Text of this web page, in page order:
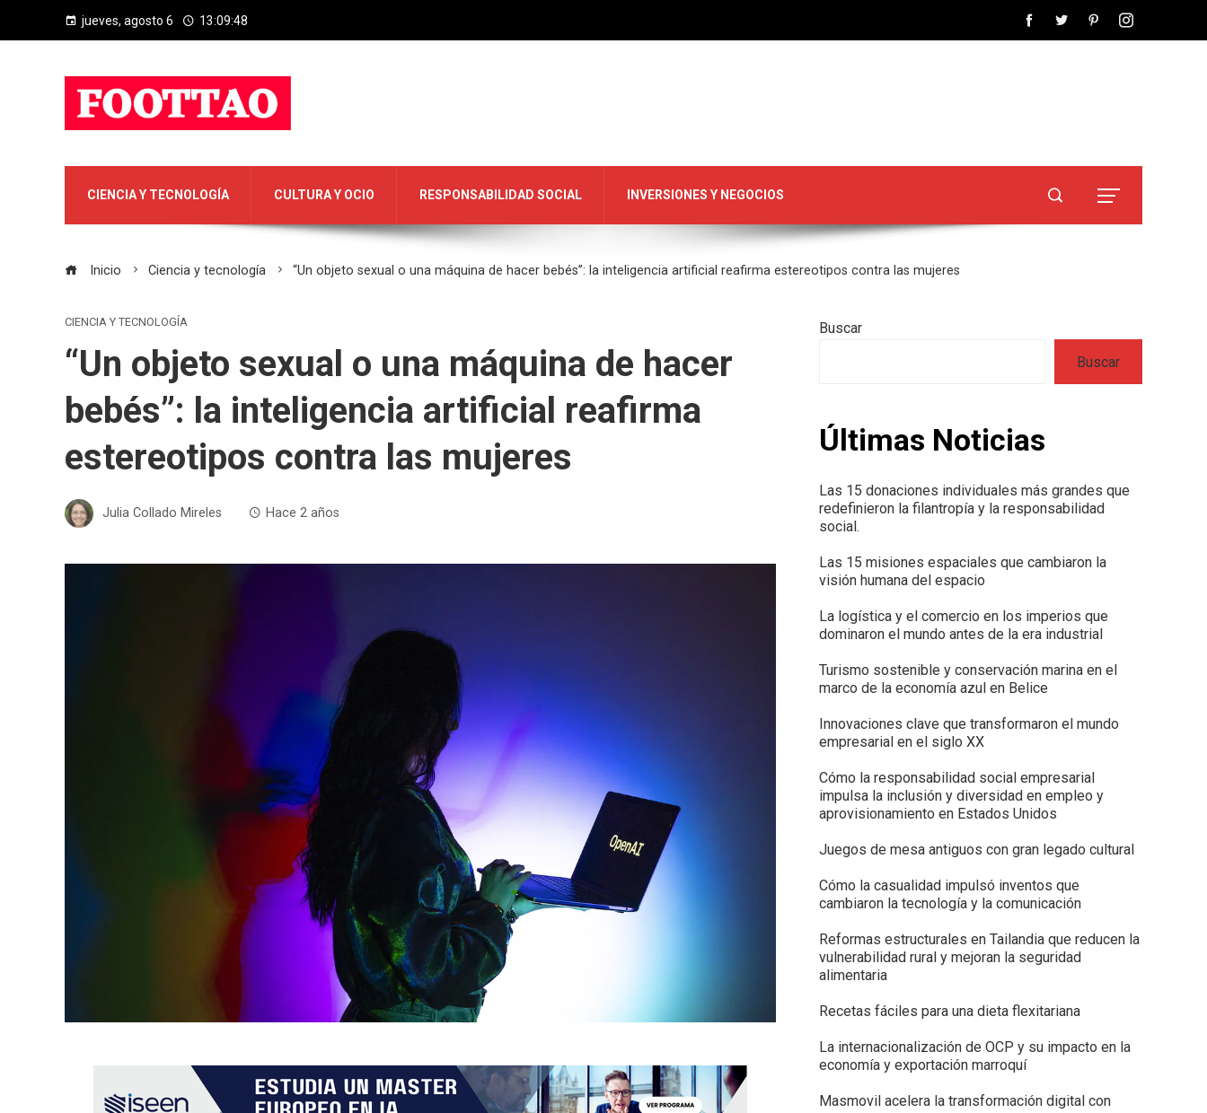
jueves, agosto 6 13:09:49
CIENCIA Y TECNOLOGÍA CULTURA Y OCIO RESPONSABILIDAD SOCIAL INVERSIONES Y NEGOCIOS
Inicio Ciencia y tecnología “Un objeto sexual o una máquina de hacer bebés”: la inteligencia artificial reafirma estereotipos contra las mujeres
CIENCIA Y TECNOLOGÍA
“Un objeto sexual o una máquina de hacer
bebés”: la inteligencia artificial reafirma
estereotipos contra las mujeres
Julia Collado Mireles Hace 2 años
Buscar
Buscar
Últimas Noticias
Las 15 donaciones individuales más grandes que
redefinieron la filantropía y la responsabilidad
social.
Las 15 misiones espaciales que cambiaron la
visión humana del espacio
La logística y el comercio en los imperios que
dominaron el mundo antes de la era industrial
Turismo sostenible y conservación marina en el
marco de la economía azul en Belice
Innovaciones clave que transformaron el mundo
empresarial en el siglo XX
Cómo la responsabilidad social empresarial
impulsa la inclusión y diversidad en empleo y
aprovisionamiento en Estados Unidos
Juegos de mesa antiguos con gran legado cultural
Cómo la casualidad impulsó inventos que
cambiaron la tecnología y la comunicación
Reformas estructurales en Tailandia que reducen la
vulnerabilidad rural y mejoran la seguridad
alimentaria
Recetas fáciles para una dieta flexitariana
La internacionalización de OCP y su impacto en la
economía y exportación marroquí
Masmovil acelera la transformación digital con